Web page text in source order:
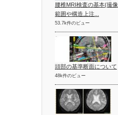
腰椎MRI検査の基本(撮像
範囲や構造上注...
53.7k件のビュー
頭部の基準断面について
48k件のビュー